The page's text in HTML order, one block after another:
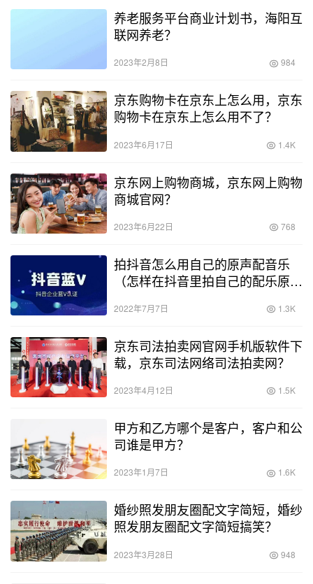
养老服务平台商业计划书，海阳互
联网养老？
2023年2月8日 984
京东购物卡在京东上怎么用，京东
购物卡在京东上怎么用不了？
2023年6月17日 1.4K
京东网上购物商城，京东网上购物
商城官网？
2023年6月22日 768
拍抖音怎么用自己的原声配音乐
（怎样在抖音里拍自己的配乐原
2022年7月7日 1.3K
京东司法拍卖网官网手机版软件下
载，京东司法网络司法拍卖网？
2023年4月12日 1.5K
甲方和乙方哪个是客户，客户和公
司谁是甲方？
2023年1月7日 1.6K
婚纱照发朋友圈配文字简短，婚纱
照发朋友圈配文字简短搞笑？
2023年3月28日 948